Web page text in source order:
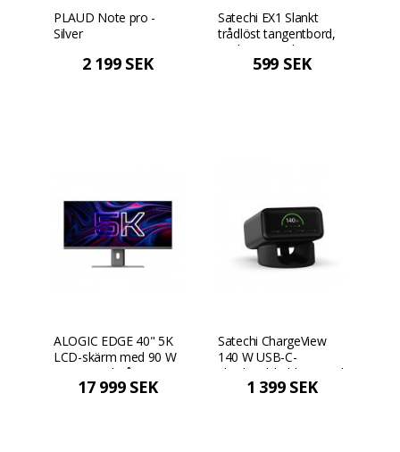
PLAUD Note pro -
Silver
2 199 SEK
Satechi EX1 Slankt
trådlöst tangentbord,
US-layout - Silver
599 SEK
ALOGIC EDGE 40" 5K
LCD-skärm med 90 W
PD - Rymdgrå
17 999 SEK
Satechi ChargeView
140 W USB-C-
skrivbordsladdare med
4 portar - Rymdsvart
1 399 SEK